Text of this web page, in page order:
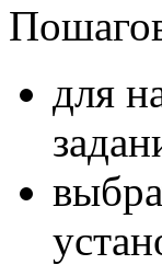
для